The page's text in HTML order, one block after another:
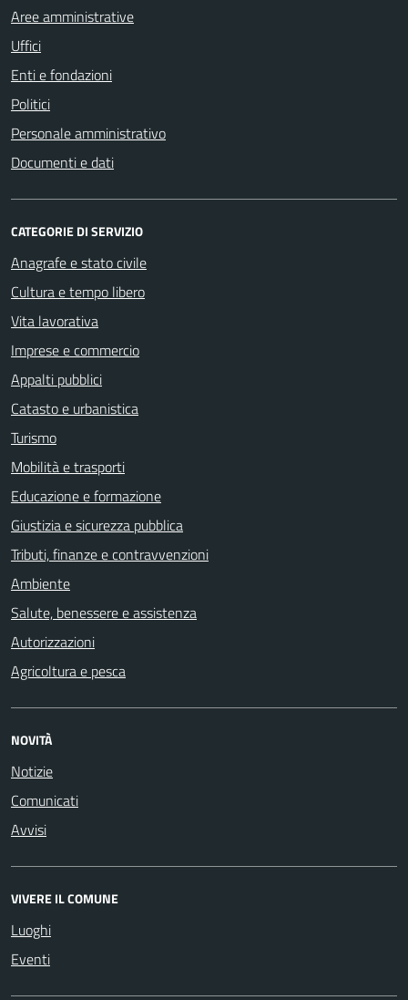
Aree amministrative
Uffici
Enti e fondazioni
Politici
Personale amministrativo
Documenti e dati
CATEGORIE DI SERVIZIO
Anagrafe e stato civile
Cultura e tempo libero
Vita lavorativa
Imprese e commercio
Appalti pubblici
Catasto e urbanistica
Turismo
Mobilità e trasporti
Educazione e formazione
Giustizia e sicurezza pubblica
Tributi, finanze e contravvenzioni
Ambiente
Salute, benessere e assistenza
Autorizzazioni
Agricoltura e pesca
NOVITÀ
Notizie
Comunicati
Avvisi
VIVERE IL COMUNE
Luoghi
Eventi